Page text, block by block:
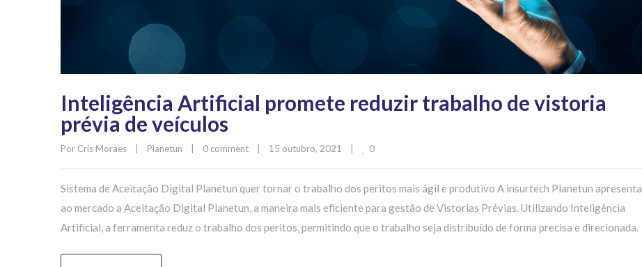
Inteligência Artificial promete reduzir trabalho de vistoria
prévia de veículos
Por Cris Moraes Planetun 0 comment 15 outubro, 2021 0
Sistema de Aceitação Digital Planetun quer tornar o trabalho dos peritos mais ágil e produtivo A insurtech Planetun apresenta
ao mercado a Aceitação Digital Planetun, a maneira mais eficiente para gestão de Vistorias Prévias. Utilizando Inteligência
Artificial, a ferramenta reduz o trabalho dos peritos, permitindo que o trabalho seja distribuído de forma precisa e direcionada.